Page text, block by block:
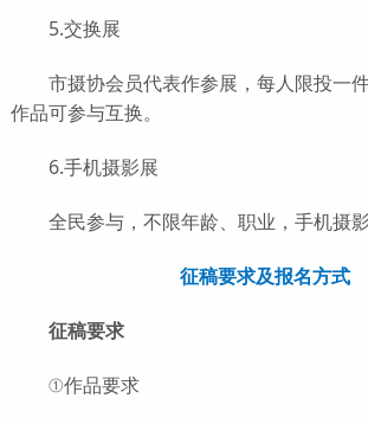
5.交换展
市摄协会员代表作参展，每人限投一
作品可参与互换。
6.手机摄影展
全民参与，不限年龄、职业，手机摄影
征稿要求及报名方式
征稿要求
①作品要求